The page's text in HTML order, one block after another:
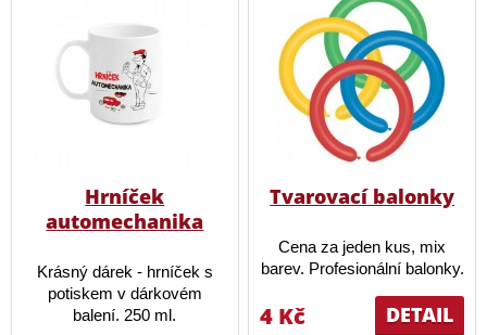
Hrníček
automechanika
Krásný dárek - hrníček s
potiskem v dárkovém
balení. 250 ml.
Tvarovací balonky
Cena za jeden kus, mix
barev. Profesionální balonky.
DETAIL
4 Kč